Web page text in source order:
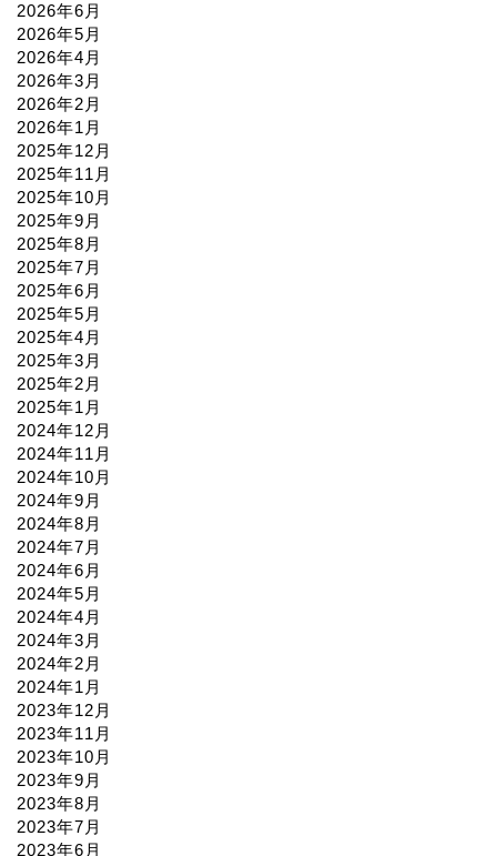
2026年6月
2026年5月
2026年4月
2026年3月
2026年2月
2026年1月
2025年12月
2025年11月
2025年10月
2025年9月
2025年8月
2025年7月
2025年6月
2025年5月
2025年4月
2025年3月
2025年2月
2025年1月
2024年12月
2024年11月
2024年10月
2024年9月
2024年8月
2024年7月
2024年6月
2024年5月
2024年4月
2024年3月
2024年2月
2024年1月
2023年12月
2023年11月
2023年10月
2023年9月
2023年8月
2023年7月
2023年6月